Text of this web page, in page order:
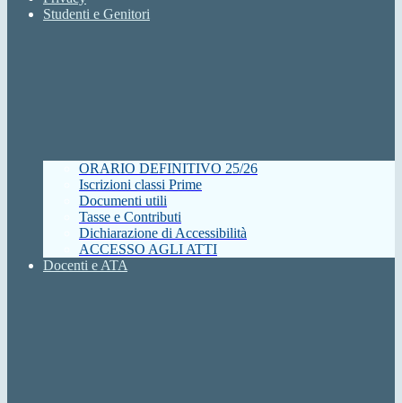
Studenti e Genitori
ORARIO DEFINITIVO 25/26
Iscrizioni classi Prime
Documenti utili
Tasse e Contributi
Dichiarazione di Accessibilità
ACCESSO AGLI ATTI
Docenti e ATA